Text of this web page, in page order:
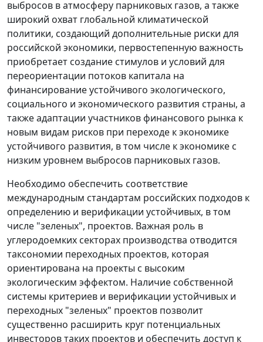
выбросов в атмосферу парниковых газов, а также
широкий охват глобальной климатической
политики, создающий дополнительные риски для
российской экономики, первостепенную важность
приобретает создание стимулов и условий для
переориентации потоков капитала на
финансирование устойчивого экологического,
социального и экономического развития страны, а
также адаптации участников финансового рынка к
новым видам рисков при переходе к экономике
устойчивого развития, в том числе к экономике с
низким уровнем выбросов парниковых газов.
Необходимо обеспечить соответствие
международным стандартам российских подходов к
определению и верификации устойчивых, в том
числе "зеленых", проектов. Важная роль в
углеродоемких секторах производства отводится
таксономии переходных проектов, которая
ориентирована на проекты с высоким
экологическим эффектом. Наличие собственной
системы критериев и верификации устойчивых и
переходных "зеленых" проектов позволит
существенно расширить круг потенциальных
инвесторов таких проектов и обеспечить доступ к